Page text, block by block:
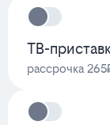
ТВ-
рассрочка